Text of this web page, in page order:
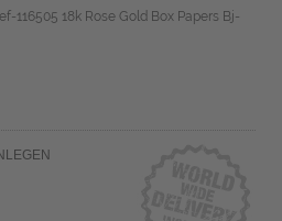
116505 18k Rose Gold Box Papers Bj-